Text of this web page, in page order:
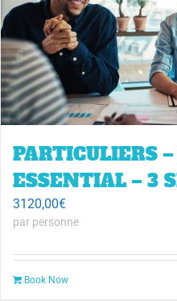
PARTICULIERS
ESSENTIAL – 3
3120,00€
par personne
Book Now